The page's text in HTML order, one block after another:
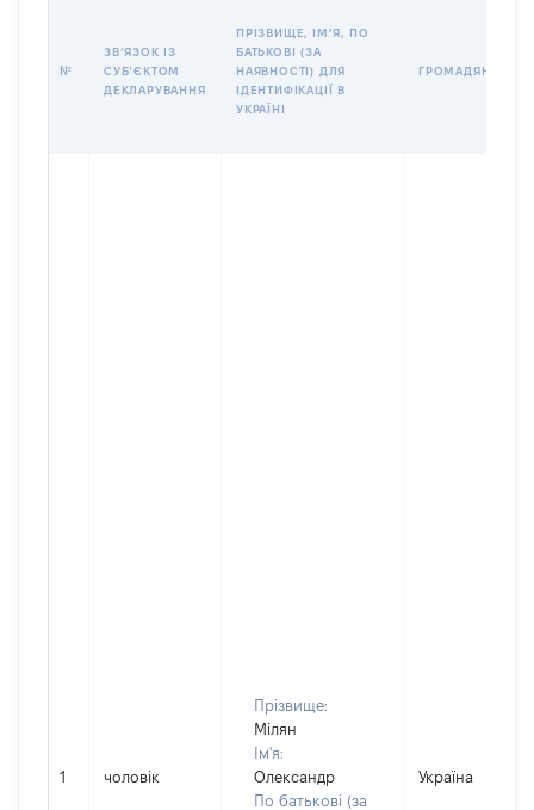
№
ЗВʼЯЗОК ІЗ
СУБʼЄКТОМ
ДЕКЛАРУВАННЯ
ПРІЗВИЩЕ, ІМʼЯ, ПО
БАТЬКОВІ (ЗА
НАЯВНОСТІ) ДЛЯ
ІДЕНТИФІКАЦІЇ В
УКРАЇНІ
ГРОМАДЯНСТВО
1 чоловік
Прізвище:
Мілян
Ім'я:
Олександр
По батькові (за
Україна